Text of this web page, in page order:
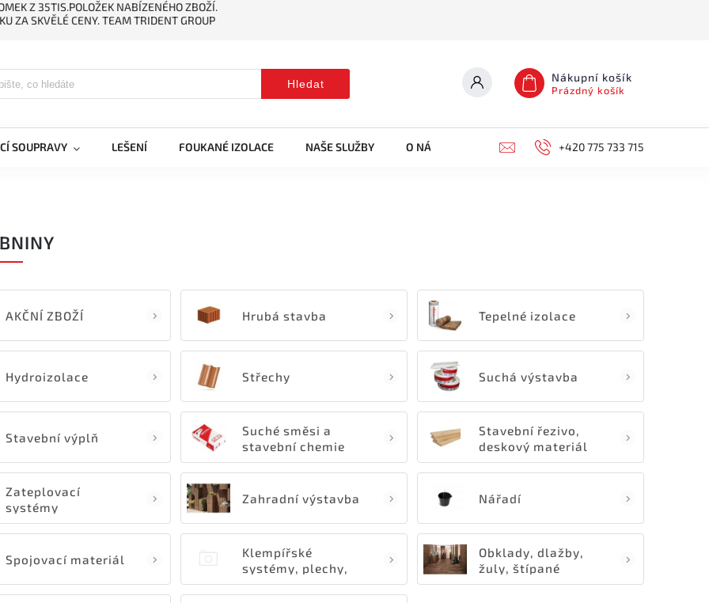
Z 35TIS.POLOŽEK NABÍZENÉHO ZBOŽÍ.
ZA SKVĚLÉ CENY. TEAM TRIDENT GROUP
Hledat Nákupní košík
Prázdný košík
SOUPRAVY LEŠENÍ FOUKANÉ IZOLACE NAŠE SLUŽBY O NÁS KONTAKTY +420 775 733 715
AKČNÍ ZBOŽÍ Hrubá stavba Tepelné izolace
Hydroizolace Střechy Suchá výstavba
Stavební výplň
Suché směsi a
stavební chemie
Stavební řezivo,
deskový materiál
Zateplovací
systémy
Zahradní výstavba Nářadí
Spojovací materiál
Klempířské
systémy, plechy,
svitky,výlezy
Obklady, dlažby,
žuly, štípané
kameny